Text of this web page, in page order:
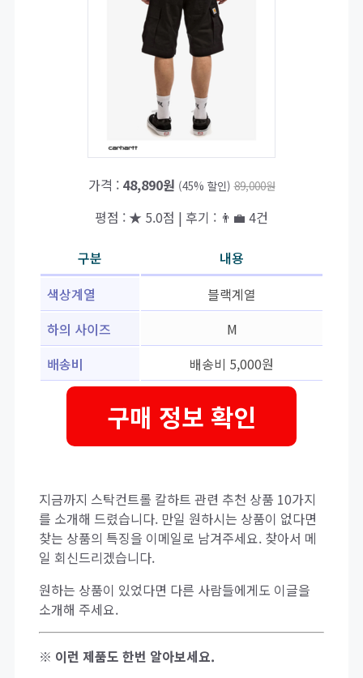
가격 : 48,890원 (45% 할인) 89,000원
평점 : ★ 5.0점 | 후기 : 👨‍💼 4건
구분
내용
색상계열
블랙계열
하의 사이즈
M
배송비
배송비 5,000원
구매 정보 확인
지금까지 스탁컨트롤 칼하트 관련 추천 상품 10가지
를 소개해 드렸습니다. 만일 원하시는 상품이 없다면
찾는 상품의 특징을 이메일로 남겨주세요. 찾아서 메
일 회신드리겠습니다.
원하는 상품이 있었다면 다른 사람들에게도 이글을
소개해 주세요.
※ 이런 제품도 한번 알아보세요.